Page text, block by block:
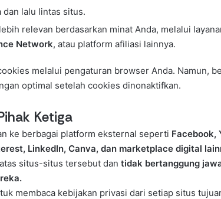
lalu lintas situs.
relevan berdasarkan minat Anda, melalui
Network, atau platform afiliasi lainnya.
melalui pengaturan browser Anda. Namun,
optimal setelah cookies dinonaktifkan.
Ketiga
ke berbagai platform eksternal seperti Facebook,
LinkedIn, Canva, dan marketplace digital
situs-situs tersebut dan tidak bertanggung
membaca kebijakan privasi dari setiap situs